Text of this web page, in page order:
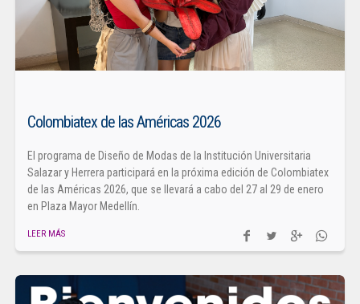
Colombiatex de las Américas 2026
El programa de Diseño de Modas de la Institución Universitaria
Salazar y Herrera participará en la próxima edición de Colombiatex
de las Américas 2026, que se llevará a cabo del 27 al 29 de enero
en Plaza Mayor Medellín.
LEER MÁS